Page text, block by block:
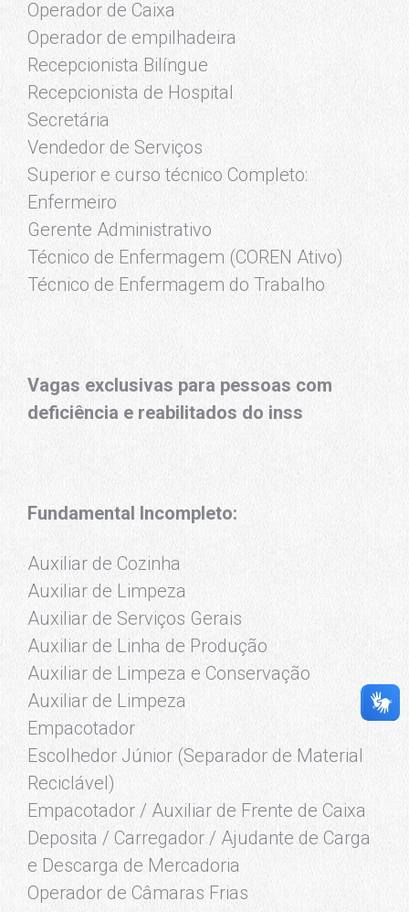
Operador de Caixa
Operador de empilhadeira
Recepcionista Bilíngue
Recepcionista de Hospital
Secretária
Vendedor de Serviços
Superior e curso técnico Completo:
Enfermeiro
Gerente Administrativo
Técnico de Enfermagem (COREN Ativo)
Técnico de Enfermagem do Trabalho
Vagas exclusivas para pessoas com
deficiência e reabilitados do inss
Fundamental Incompleto:
Auxiliar de Cozinha
Auxiliar de Limpeza
Auxiliar de Serviços Gerais
Auxiliar de Linha de Produção
Auxiliar de Limpeza e Conservação
Auxiliar de Limpeza
Empacotador
Escolhedor Júnior (Separador de Material
Reciclável)
Empacotador / Auxiliar de Frente de Caixa
Deposita / Carregador / Ajudante de Carga
e Descarga de Mercadoria
Operador de Câmaras Frias